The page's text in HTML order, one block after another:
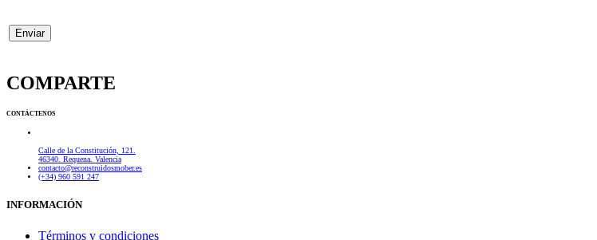
COMPARTE
CONTÁCTENOS
Calle de la Constitución, 121.
46340. Requena. Valencia
contacto@reconstruidosmober.es
(+34) 960 591 247
INFORMACIÓN
Términos y condiciones